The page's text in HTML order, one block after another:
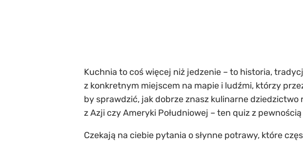
Kuchnia to coś więcej niż jedzenie – to historia,
z konkretnym miejscem na mapie i ludźmi, którzy
by sprawdzić, jak dobrze znasz kulinarne
z Azji czy Ameryki Południowej – ten quiz z
Czekają na ciebie pytania o słynne potrawy, które